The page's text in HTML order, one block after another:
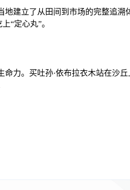
立了从田间到市场的完整追溯
“定心丸”。
。买吐孙·依布拉衣木站在沙